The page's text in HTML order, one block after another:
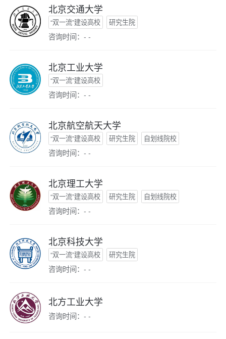
北京交通大学
“双一流”建设高校 研究生院
咨询时间：- -
北京工业大学
“双一流”建设高校
咨询时间：- -
北京航空航天大学
“双一流”建设高校 研究生院 自划线院校
咨询时间：- -
北京理工大学
“双一流”建设高校 研究生院 自划线院校
咨询时间：- -
北京科技大学
“双一流”建设高校 研究生院
咨询时间：- -
北方工业大学
咨询时间：- -